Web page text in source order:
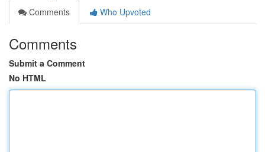
Comments
Who Upvoted
Comments
Submit a Comment
No HTML